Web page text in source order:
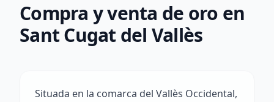
Compra y venta de oro en
Sant Cugat del Vallès
Situada en la comarca del Vallès Occidental,